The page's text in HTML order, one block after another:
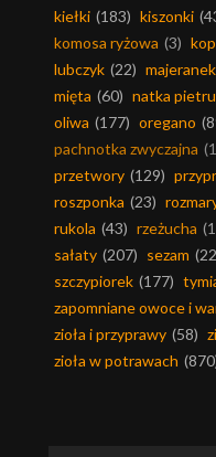
kiełki (183) kiszonki
komosa ryżowa (3)
lubczyk (22) majeranek
mięta (60) natka
oliwa (177) oregano
pachnotka zwyczajna
przetwory (129)
roszponka (23)
rukola (43) rzeżucha
sałaty (207) sezam
szczypiorek (177)
zapomniane owoce i
zioła i przyprawy (58)
zioła w potrawach